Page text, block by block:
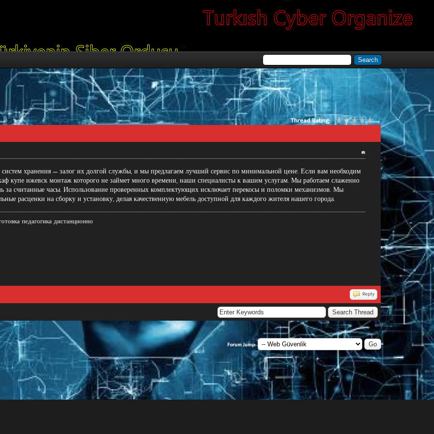
Thread Rating:
#1
систем хранения — залог их долгой службы, и мы предлагаем лучший сервис по минимальной цене. Если вам необходим
купе ижевск монтажкоторого не займет много времени, наши специалисты к вашим услугам. Мы работаем слаженно
за считанные часы. Использование проверенных комплектующих исключает перекосы и поломки механизмов. Мы
расценки на сборку и установку, делая качественную мебель доступной для каждого жителя нашего города.
педагогика дистанционно
Reply
Forum Jump: